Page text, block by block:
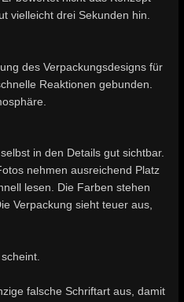
vielleicht drei Sekunden hin.
des Verpackungsdesigns für
Reaktionen gebunden.
in den Details gut sichtbar.
nehmen ausreichend Platz
lesen. Die Farben stehen
Verpackung sieht teuer aus,
falsche Schriftart aus, damit